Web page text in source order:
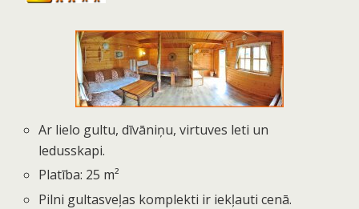
Ar lielo gultu, dīvāniņu, virtuves leti un
ledusskapi.
Platība: 25 m²
Pilni gultasveļas komplekti ir iekļauti cenā.